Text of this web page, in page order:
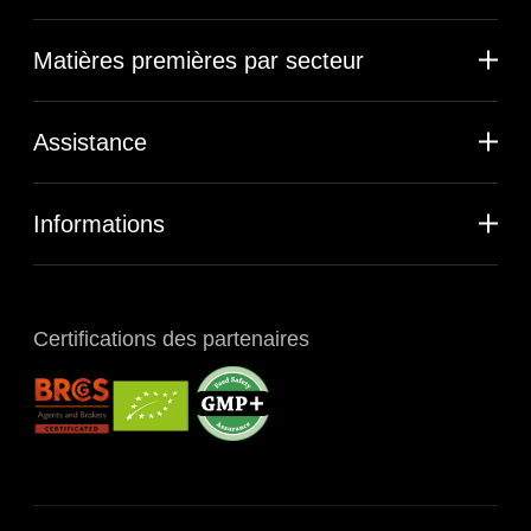
Matières premières par secteur
Assistance
Informations
Certifications des partenaires